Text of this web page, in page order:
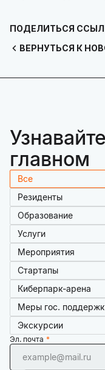
ВЕРНУТЬСЯ К
ПОДЕЛИТЬСЯ
главном
Все
Резиденты
Образование
Услуги
Мероприятия
Стартапы
Киберпарк-арена
Меры гос.
Экскурсии
Эл. почта